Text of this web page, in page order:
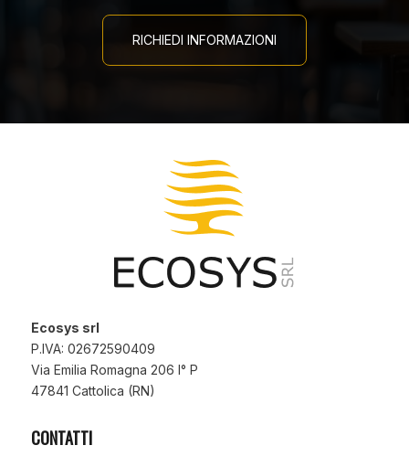
RICHIEDI INFORMAZIONI
Ecosys srl
P.IVA: 02672590409
Via Emilia Romagna 206 I° P
47841 Cattolica (RN)
CONTATTI